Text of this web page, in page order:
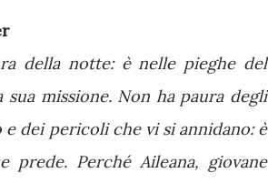
della notte: è nelle pieghe del
missione. Non ha paura degli
dei pericoli che vi si annidano: è
Perché Aileana, giovane